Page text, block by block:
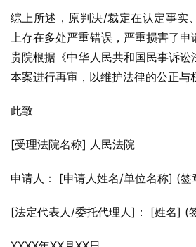
综上所述，原判决/裁定在认定事实
上存在多处严重错误，严重损害了
贵院根据《中华人民共和国民事诉
本案进行再审，以维护法律的公正与
此致
[受理法院名称] 人民法院
申请人： [申请人姓名/单位名称] (签
[法定代表人/委托代理人]： [姓名] (